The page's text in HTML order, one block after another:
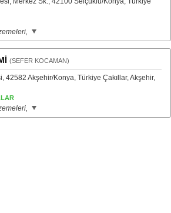
(SEFER KOCAMAN)
42582 Akşehir/Konya, Türkiye Çakıllar, Akşehir,